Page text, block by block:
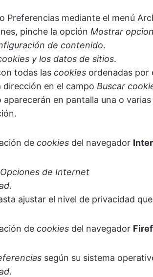
Preferencias mediante el menú
pinche la opción Mostrar
de contenido.
y los datos de sitios.
todas las cookies ordenadas por
en el campo Buscar
en pantalla una o
de cookies del navegador
Opciones de Internet
.
ajustar el nivel de privacidad
de cookies del navegador
según su sistema
.